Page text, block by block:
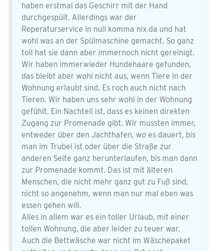
haben erstmal das Geschirr mit der Hand
durchgespült. Allerdings war der
Reperaturservice in null komma nix da und hat
wohl was an der Spülmaschine gemacht. So ganz
toll hat sie dann aber immernoch nicht gereinigt.
Wir haben immerwieder Hundehaare gefunden,
das bleibt aber wohl nicht aus, wenn Tiere in der
Wohnung erlaubt sind. Es roch auch nicht nach
Tieren. Wir haben uns sehr wohl in der Wohnung
gefühlt. Ein Nachteil ist, dass es keinen direkten
Zugang zur Promenade gibt. Wir mussten immer,
entweder über den Jachthafen, wo es dauert, bis
man im Trubel ist oder über die Straße zur
anderen Seite ganz herunterlaufen, bis man dann
zur Promenade kommt. Das ist mit älteren
Menschen, die nicht mehr ganz gut zu Fuß sind,
nicht so angenehm, wenn man nur mal eben was
essen gehen will.
Alles in allem war es ein toller Urlaub, mit einer
tollen Wohnung, die aber leider zu teuer war.
Auch die Bettwäsche war nicht im Wäschepaket